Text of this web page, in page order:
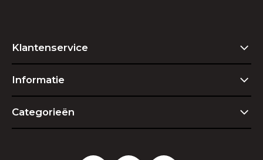
Klantenservice
Informatie
Categorieën